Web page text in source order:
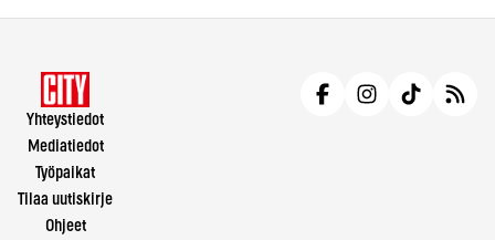
Yhteystiedot
Mediatiedot
Työpaikat
Tilaa uutiskirje
Ohjeet